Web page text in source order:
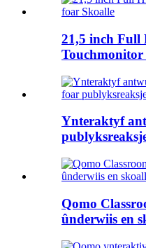
21,5 inch Full
Ynteraktyf
Qomo
ûnderwiis en